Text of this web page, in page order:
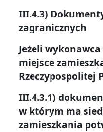
III.4.3)
zagranicznych
Jeżeli
miejsce
Rzeczypospolitej
III.4.3.1)
w którym ma
zamieszkania